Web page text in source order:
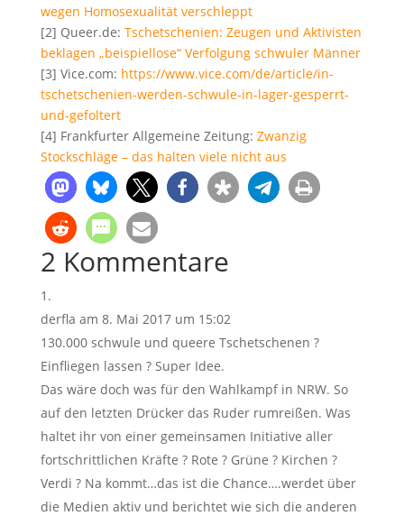
wegen Homosexualität verschleppt
[2] Queer.de: Tschetschenien: Zeugen und Aktivisten
beklagen „beispiellose“ Verfolgung schwuler Männer
[3] Vice.com: https://www.vice.com/de/article/in-
tschetschenien-werden-schwule-in-lager-gesperrt-
und-gefoltert
[4] Frankfurter Allgemeine Zeitung: Zwanzig
Stockschläge – das halten viele nicht aus
2 Kommentare
derfla am 8. Mai 2017 um 15:02
130.000 schwule und queere Tschetschenen ?
Einfliegen lassen ? Super Idee.
Das wäre doch was für den Wahlkampf in NRW. So
auf den letzten Drücker das Ruder rumreißen. Was
haltet ihr von einer gemeinsamen Initiative aller
fortschrittlichen Kräfte ? Rote ? Grüne ? Kirchen ?
Verdi ? Na kommt…das ist die Chance….werdet über
die Medien aktiv und berichtet wie sich die anderen